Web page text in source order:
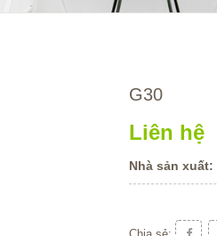
G30
Liên hệ
Nhà sản xuất: